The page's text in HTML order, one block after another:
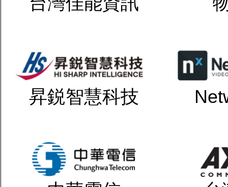
昇鋭智慧科技